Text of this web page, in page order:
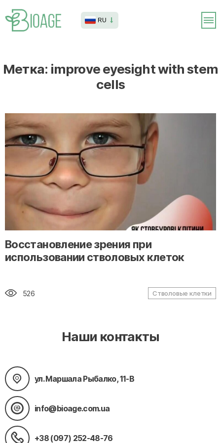
RU
Метка: improve eyesight with stem
cells
" alt="loading" class="img-responsive"/>
Восстановление зрения при
использовании стволовых клеток
526 Стволовые клетки
Наши контакты
ул. Маршала Рыбалко, 11-В
info@bioage.com.ua
+38 (097) 252-48-76